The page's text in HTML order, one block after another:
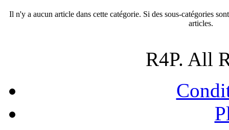
Il n'y a aucun article dans cette catégorie. Si des sous-catégories
articles.
R4P. All